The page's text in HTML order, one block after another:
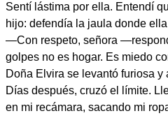
Sentí lástima por ella. Entendí
hijo: defendía la jaula donde
—Con respeto, señora
golpes no es hogar. Es miedo
Doña Elvira se levantó furiosa y
Días después, cruzó el límite.
en mi recámara, sacando mi